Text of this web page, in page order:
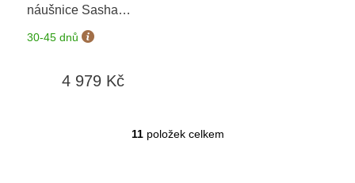
náušnice Sasha
6630597-0-0-77
30-45 dnů
4 979 Kč
O
11položek celkem